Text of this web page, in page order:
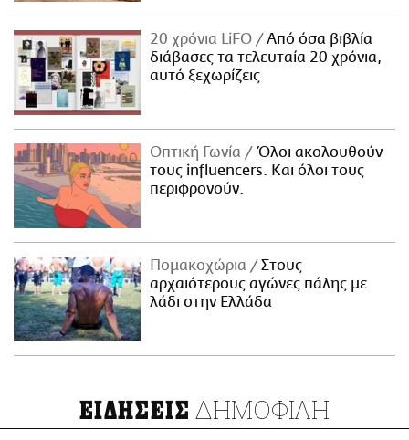
20 χρόνια LiFO
Από όσα βιβλία
διάβασες τα τελευταία 20 χρόνια,
αυτό ξεχωρίζεις
Οπτική Γωνία
Όλοι ακολουθούν
τους influencers. Και όλοι τους
περιφρονούν.
Πομακοχώρια
Στους
αρχαιότερους αγώνες πάλης με
λάδι στην Ελλάδα
ΕΙΔΗΣΕΙΣ ΔΗΜΟΦΙΛΗ